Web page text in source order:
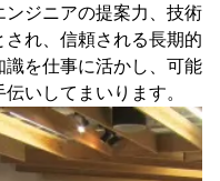
ジニアの提案力、技術
れ、信頼される長期的
を仕事に活かし、可能
いしてまいります。